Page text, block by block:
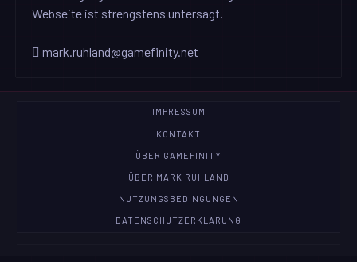
Webseite ist strengstens untersagt.
mark.ruhland@gamefinity.net
IMPRESSUM
KONTAKT
ÜBER GAMEFINITY
ÜBER MARK RUHLAND
NUTZUNGSBEDINGUNGEN
DATENSCHUTZERKLÄRUNG